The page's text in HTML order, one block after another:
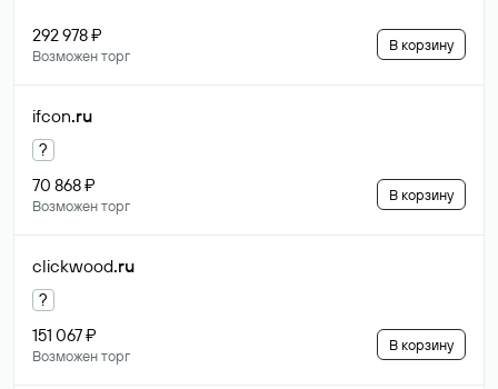
292 978 ₽
Возможен торг
В корзину
ifcon.ru
?
70 868 ₽
Возможен торг
В корзину
clickwood.ru
?
151 067 ₽
Возможен торг
В корзину